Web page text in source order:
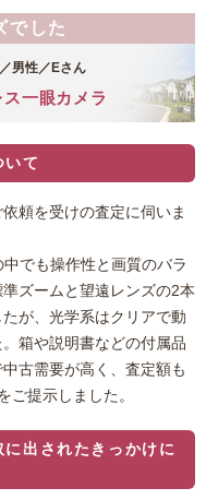
だきました。この
き、ありがとうご
でした
男性／Eさん
一眼カメラ
いて
頼を受けの査定に伺いま
でも操作性と画質のバラ
ズームと望遠レンズの2本
が、光学系はクリアで動
箱や説明書などの付属品
古需要が高く、査定額も
ご提示しました。
出されたきっかけに